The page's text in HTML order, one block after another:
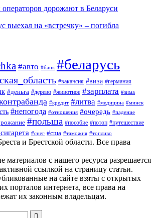
дорожают в Беларуси
выехал на «встречку» – погибла
#авто #банк #беларусь
#вакансия #виза #германия
#деньга #дерево #животное #зарплата #зима
#кредит #литва #медицина #минск
#непогода #отношения #очередь #падение
#польша #пособие #потоп #путешествие
#снег #сша #таможня #топливо
и Брестской области. Все права
материалов с нашего ресурса разрешается
ссылкой на страницу статьи.
на сайте взяты с открытых
порталов интернета, все права на
их законным владельцам.